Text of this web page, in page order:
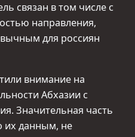
связан в том числе с
направления,
для россиян
внимание на
Абхазии с
Значительная часть
их данным, не